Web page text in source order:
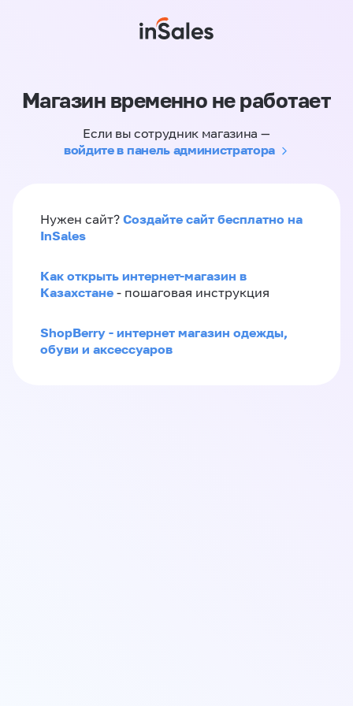
Магазин временно не работает
Если вы сотрудник магазина —
войдите в панель администратора
Нужен сайт? Создайте сайт бесплатно на
InSales
Как открыть интернет-магазин в
Казахстане - пошаговая инструкция
ShopBerry - интернет магазин одежды,
обуви и аксессуаров